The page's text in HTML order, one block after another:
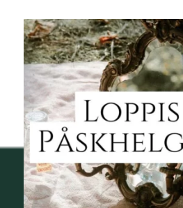
Vi skall ha loppis!
I Vellnez anda;...
6